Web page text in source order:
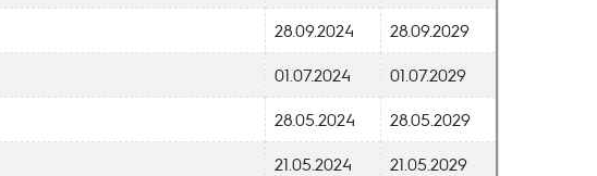
28.09.2024
28.09.2029
01.07.2024
01.07.2029
28.05.2024
28.05.2029
21.05.2024
21.05.2029